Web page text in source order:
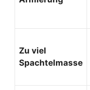
Zu viel
Spachtelmasse